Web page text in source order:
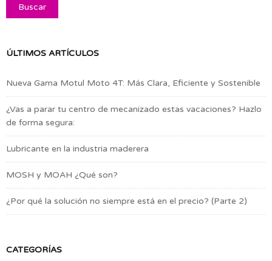
ÚLTIMOS ARTÍCULOS
Nueva Gama Motul Moto 4T: Más Clara, Eficiente y Sostenible
¿Vas a parar tu centro de mecanizado estas vacaciones? Hazlo
de forma segura:
Lubricante en la industria maderera
MOSH y MOAH ¿Qué son?
¿Por qué la solución no siempre está en el precio? (Parte 2)
CATEGORÍAS